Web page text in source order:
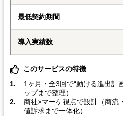
最低契約期間
導入実績数
このサービスの特徴
1ヶ月・全3回で“動ける進出計
ップまで整理）
商社×マーケ視点で設計（商流
値訴求まで一体化）